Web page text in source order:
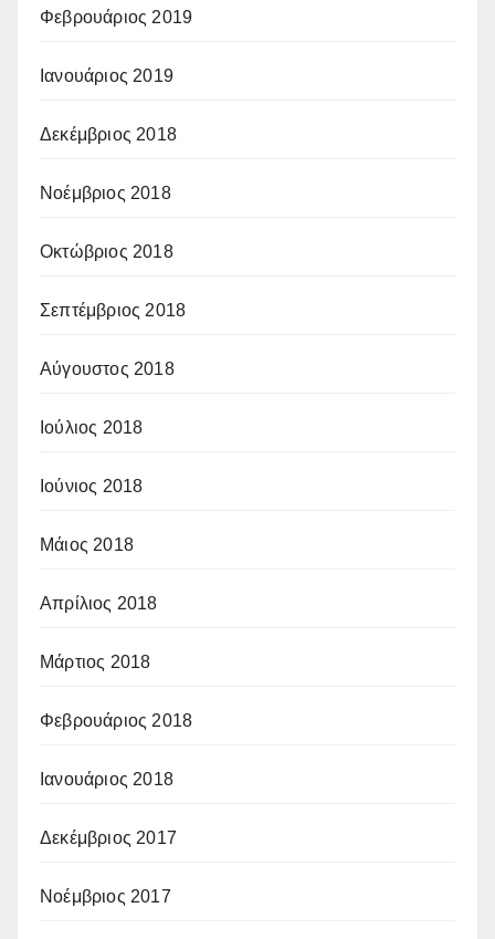
Φεβρουάριος 2019
Ιανουάριος 2019
Δεκέμβριος 2018
Νοέμβριος 2018
Οκτώβριος 2018
Σεπτέμβριος 2018
Αύγουστος 2018
Ιούλιος 2018
Ιούνιος 2018
Μάιος 2018
Απρίλιος 2018
Μάρτιος 2018
Φεβρουάριος 2018
Ιανουάριος 2018
Δεκέμβριος 2017
Νοέμβριος 2017